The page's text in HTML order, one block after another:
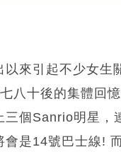
以來引起不少女
八十後的集體回
三個Sanrio明星
會是14號巴士線!